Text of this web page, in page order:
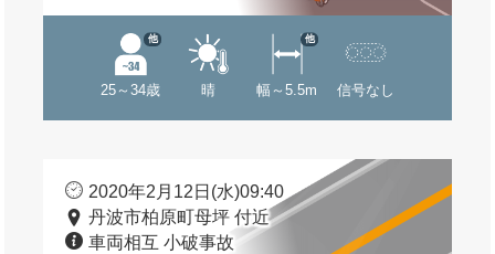
25～34歳
他
晴 幅～5.5m
他
信号なし
2020年2月12日(水)09:40
丹波市柏原町母坪 付近
車両相互 小破事故